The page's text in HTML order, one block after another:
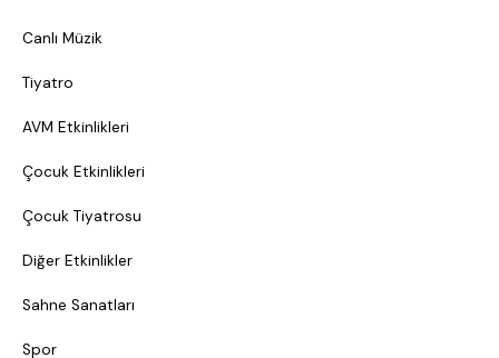
Canlı Müzik
Tiyatro
AVM Etkinlikleri
Çocuk Etkinlikleri
Çocuk Tiyatrosu
Diğer Etkinlikler
Sahne Sanatları
Spor